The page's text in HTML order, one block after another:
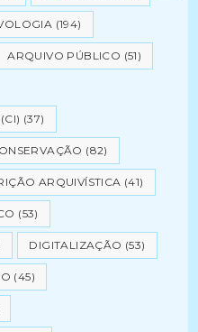
(194)
ARQUIVO PÚBLICO (51)
(37)
(82)
ARQUIVÍSTICA (41)
(53)
DIGITALIZAÇÃO (53)
(45)